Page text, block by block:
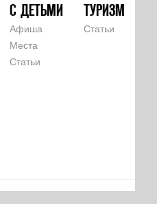
С ДЕТЬМИ
Афиша
Места
Статьи
ТУРИЗМ
Статьи